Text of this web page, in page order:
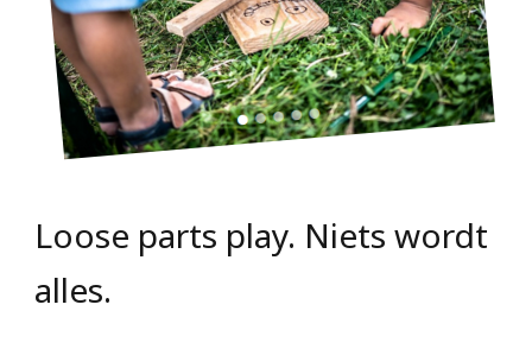
Loose parts play. Niets wordt
alles.